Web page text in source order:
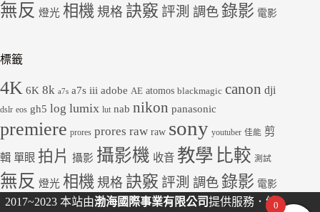
無反 燈光 相機 規格 訣竅 評測 調色 錄影 電影
標籤
4K 6K 8k a7s a7s iii adobe AE atomos blackmagic canon dji
dslr eos gh5 log lumix lut nab nikon panasonic
premiere prores prores raw raw sony youtuber 佳能 剪
輯 單眼 拍片 攝影 攝影機 收音 教學 比較 測試
無反 燈光 相機 規格 訣竅 評測 調色 錄影 電影
2017~2023 本站由渤海國際事業有限公司提供服務．統0